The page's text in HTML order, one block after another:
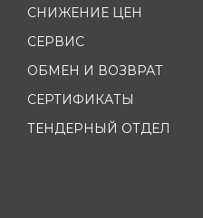
СНИЖЕНИЕ ЦЕН
СЕРВИС
ОБМЕН И ВОЗВРАТ
СЕРТИФИКАТЫ
ТЕНДЕРНЫЙ ОТДЕЛ